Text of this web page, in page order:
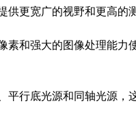
供更宽广的视野和更高的
素和强大的图像处理能力
平行底光源和同轴光源